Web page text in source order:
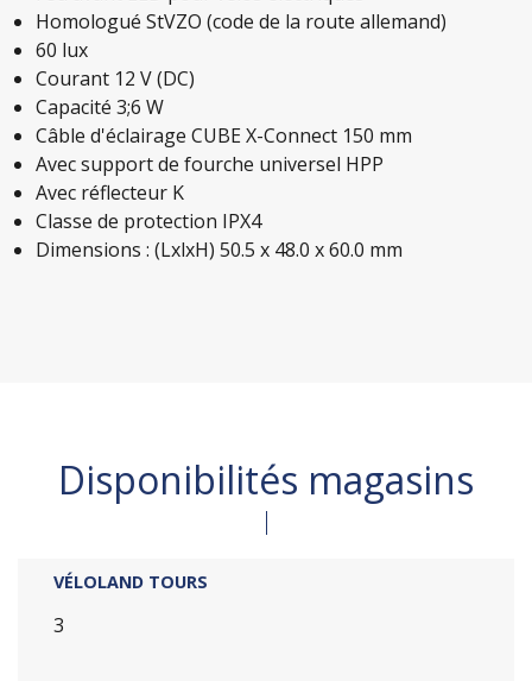
Homologué StVZO (code de la route allemand)
60 lux
Courant 12 V (DC)
Capacité 3;6 W
Câble d'éclairage CUBE X-Connect 150 mm
Avec support de fourche universel HPP
Avec réflecteur K
Classe de protection IPX4
Dimensions : (LxlxH) 50.5 x 48.0 x 60.0 mm
Disponibilités magasins
VÉLOLAND TOURS
3